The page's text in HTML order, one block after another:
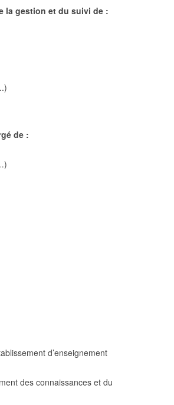
la gestion et du suivi de :
de :
d’enseignement
des connaissances et du